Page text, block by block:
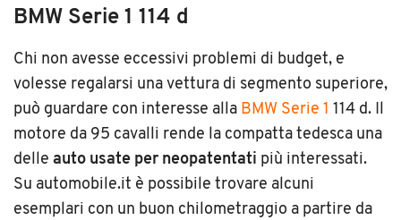
BMW Serie 1 114 d
Chi non avesse eccessivi problemi di budget, e
volesse regalarsi una vettura di segmento superiore,
può guardare con interesse alla BMW Serie 1 114 d. Il
motore da 95 cavalli rende la compatta tedesca una
delle auto usate per neopatentati più interessati.
Su automobile.it è possibile trovare alcuni
esemplari con un buon chilometraggio a partire da